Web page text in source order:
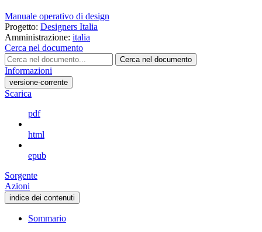
Manuale operativo di design
Progetto: Designers Italia
Amministrazione: italia
Cerca nel documento
Cerca nel documento
Informazioni
versione-corrente
Scarica
pdf
html
epub
Sorgente
Azioni
indice dei contenuti
Sommario